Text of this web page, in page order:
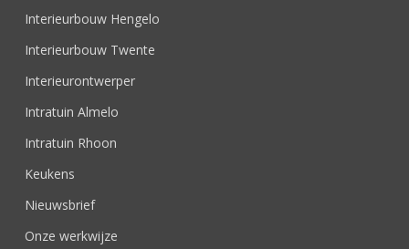
Interieurbouw Hengelo
Interieurbouw Twente
Interieurontwerper
Intratuin Almelo
Intratuin Rhoon
Keukens
Nieuwsbrief
Onze werkwijze